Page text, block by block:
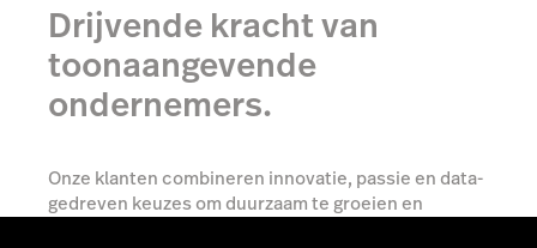
Drijvende kracht van
toonaangevende
ondernemers.
Onze klanten combineren innovatie, passie en data-
gedreven keuzes om duurzaam te groeien en